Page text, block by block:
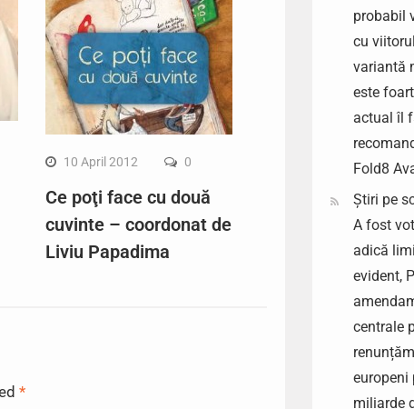
10 April 2012 0
Ce poţi face cu două
cuvinte – coordonat de
Liviu Papadima
*
probabil
cu
variantă
este
actual îl
Fold8
Știri pe
A fost
adică
evident,
centrale
europeni
miliarde